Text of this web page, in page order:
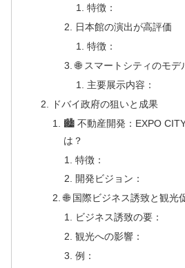
特徴：
日本館の演出が高評価
特徴：
🌐 スマートシティのモデ
主要展示内容：
ドバイ政府の狙いと成果
🏙 不動産開発：EXPO
は？
特徴：
開発ビジョン：
🌐 国際ビジネス誘致と観光
ビジネス誘致の要：
観光への影響：
例：